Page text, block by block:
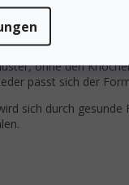
Weise und
gleichmäßig auf
aus Stabilität und
ohne den
passt sich der
sich durch gesunde